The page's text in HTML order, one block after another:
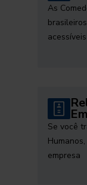
As
acessíveis
Se você
empresa